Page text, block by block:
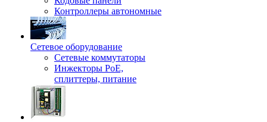
Контроллеры автономные
Сетевое оборудование
Сетевые коммутаторы
Инжекторы РоЕ,
сплиттеры, питание